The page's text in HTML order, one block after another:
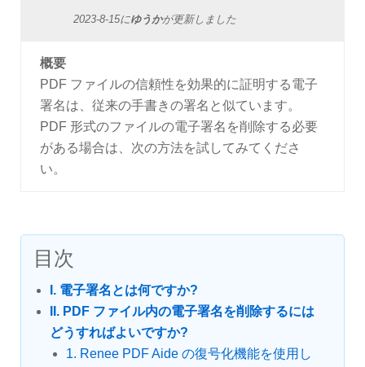
2023-8-15にゆうかが更新しました
概要
PDF ファイルの信頼性を効果的に証明する電子
署名は、従来の手書きの署名と似ています。
PDF 形式のファイルの電子署名を削除する必要
がある場合は、次の方法を試してみてくださ
い。
目次
I. 電子署名とは何ですか?
II. PDF ファイル内の電子署名を削除するには
どうすればよいですか?
1. Renee PDF Aide の復号化機能を使用し